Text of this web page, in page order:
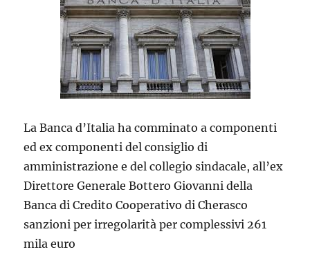
La Banca d’Italia ha comminato a componenti
ed ex componenti del consiglio di
amministrazione e del collegio sindacale, all’ex
Direttore Generale Bottero Giovanni della
Banca di Credito Cooperativo di Cherasco
sanzioni per irregolarità per complessivi 261
mila euro